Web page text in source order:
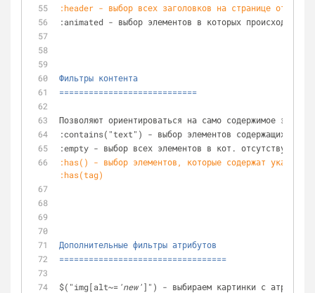
:header - выбор всех заголовков на странице от
:animated - выбор элементов в которых происходит
Фильтры контента
============================
Позволяют ориентироваться на само содержимое
:contains("text") - выбор элементов содержащих
:empty - выбор всех элементов в кот. отсутствует
:has() - выбор элементов, которые содержат
:has(tag)
Дополнительные фильтры атрибутов
==================================
$("img[alt~= 'new']") - выбираем картинки с